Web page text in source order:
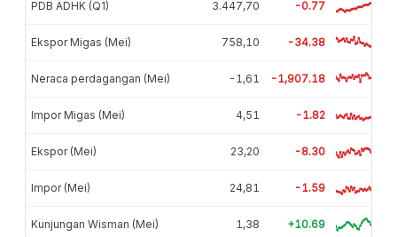
PDB ADHK (Q1) 3.447,70 -0.77
Ekspor Migas (Mei) 758,10 -34.38
Neraca perdagangan (Mei) -1,61 -1,907.18
Impor Migas (Mei) 4,51 -1.82
Ekspor (Mei) 23,20 -8.30
Impor (Mei) 24,81 -1.59
Kunjungan Wisman (Mei) 1,38 +10.69